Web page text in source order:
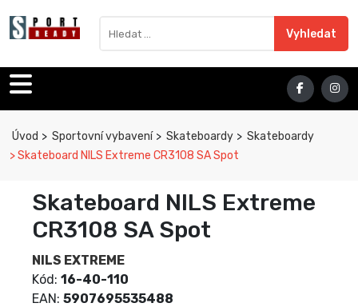
Sport Ready
Vyhledat
Úvod Sportovní vybavení Skateboardy
Skateboardy
Skateboard NILS Extreme CR3108 SA Spot
Skateboard NILS Extreme
CR3108 SA Spot
NILS EXTREME
Kód: 16-40-110
EAN: 5907695535488